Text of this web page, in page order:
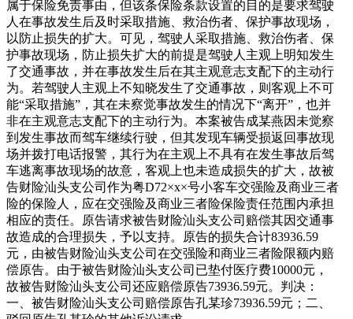
属于保险免责事由，但该条保险条款设置的目的是要求驾驶
人在事故发生后及时采取措施、救治伤者、保护事故现场，
以防止损失的扩大。可见，驾驶人采取措施、救治伤者、保
护事故现场，防止损失扩大的前提是驾驶人主观上明知发生
了交通事故，并在事故发生后在其主观意志支配下的主动行
为。若驾驶人主观上不知晓发生了交通事故，则客观上不可
能“采取措施”，其在未察觉事故发生的情况下“离开”，也并
非在主观意志支配下的主动行为。本案被告成某燕因未觉察
到发生事故而驾车继续行驶，但其发现车辆受损返回事故现
场并拨打电话报警，其行为在主观上不具有在发生事故后驾
车逃离事故现场的故意，客观上也未造成损失的扩大，故被
告财险汕头支公司作为粤D72×x×号小客车交强险及商业三者
险的保险人，应在交强险及商业三者险保险责任范围内承担
相应的责任。原告请求被告财险汕头支公司赔偿其因交通事
故造成的合理损失，予以支持。原告的损失合计83936.59
元，由被告财险汕头支公司在交强险和商业三者险限额内赔
偿原告。由于被告财险汕头支公司已垫付医疗费10000元，
故被告财险汕头支公司还应赔偿原告73936.59元。判决：
一、被告财险汕头支公司赔偿原告孔某珍73936.59元；二、